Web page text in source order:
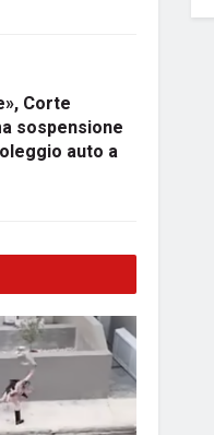
Corte
sospensione
auto a